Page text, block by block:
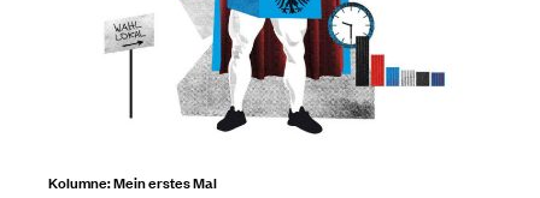
Kolumne: Mein erstes Mal